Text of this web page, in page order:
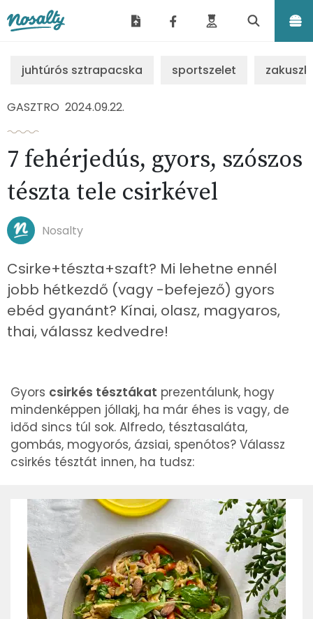
juhtúrós sztrapacska sportszelet
GASZTRO 2024.09.22.
7 fehérjedús, gyors, szószos
tészta tele csirkével
Nosalty
Csirke+tészta+szaft? Mi lehetne ennél
jobb hétkezdő (vagy -befejező) gyors
ebéd gyanánt? Kínai, olasz, magyaros,
thai, válassz kedvedre!
Gyors csirkés tésztákat prezentálunk, hogy
mindenképpen jóllakj, ha már éhes is vagy, de
időd sincs túl sok. Alfredo, tésztasaláta,
gombás, mogyorós, ázsiai, spenótos? Válassz
csirkés tésztát innen, ha tudsz: